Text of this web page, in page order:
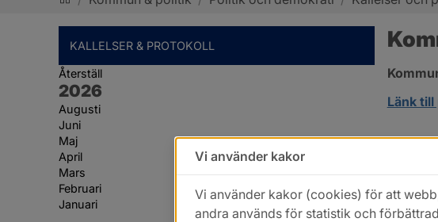
KALLELSER & PROTOKOLL
Återställ
År:
2026
Augusti
Juni
Maj
April
Mars
Februari
Januari
Länk
Vi använder kakor
Vi använder kakor (cookies) för att
andra används för statistik och